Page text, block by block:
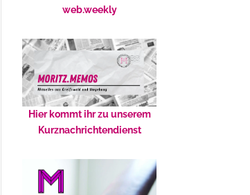
web.weekly
Hier kommt ihr zu unserem
Kurznachrichtendienst